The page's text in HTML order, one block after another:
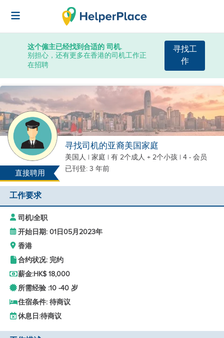
这个僱主已经找到合适的 司机.
别担心，还有更多在香港的司机工作正
在招聘
寻找工
作
直接聘用
寻找司机的亚裔美国家庭
美国人 | 家庭 | 有 2个成人 + 2个小孩 | 4 - 会员
已刊登: 3 年前
工作要求
司机|全职
开始日期: 01日05月2023年
香港
合约状况: 完约
薪金:HK$ 18,000
所需经验 :10 -40 岁
住宿条件: 待商议
休息日:待商议